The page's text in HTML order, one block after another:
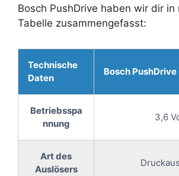
Bosch PushDrive haben wir dir
Tabelle zusammengefasst:
Technische
Daten
Bosch PushDrive
Betriebsspa
nnung
3,6
Art des
Auslösers